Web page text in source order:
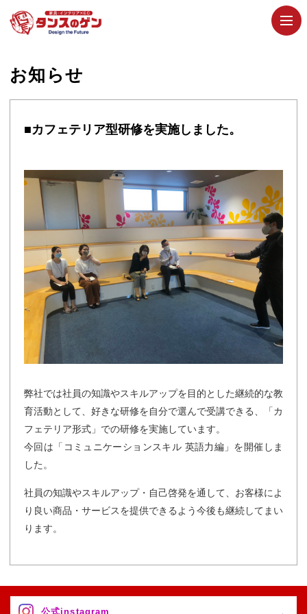
お知らせ
■カフェテリア型研修を実施しました。
弊社では社員の知識やスキルアップを目的とした継続的な教
育活動として、好きな研修を自分で選んで受講できる、「カ
フェテリア形式」での研修を実施しています。
今回は「コミュニケーションスキル 英語力編」を開催しま
した。
社員の知識やスキルアップ・自己啓発を通して、お客様によ
り良い商品・サービスを提供できるよう今後も継続してまい
ります。
公式instagram